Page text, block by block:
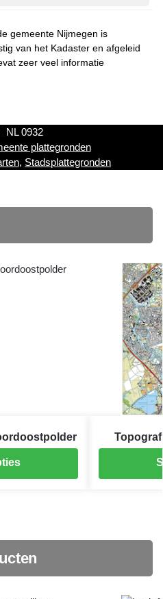
gemeente Nijmegen is
van het Kadaster en afgeleid
zeer veel informatie
NL 0932
plattegronden
, Stadsplattegronden